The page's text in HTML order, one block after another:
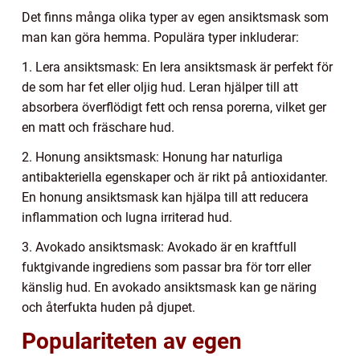
Det finns många olika typer av egen ansiktsmask som
man kan göra hemma. Populära typer inkluderar:
1. Lera ansiktsmask: En lera ansiktsmask är perfekt för
de som har fet eller oljig hud. Leran hjälper till att
absorbera överflödigt fett och rensa porerna, vilket ger
en matt och fräschare hud.
2. Honung ansiktsmask: Honung har naturliga
antibakteriella egenskaper och är rikt på antioxidanter.
En honung ansiktsmask kan hjälpa till att reducera
inflammation och lugna irriterad hud.
3. Avokado ansiktsmask: Avokado är en kraftfull
fuktgivande ingrediens som passar bra för torr eller
känslig hud. En avokado ansiktsmask kan ge näring
och återfukta huden på djupet.
Populariteten av egen